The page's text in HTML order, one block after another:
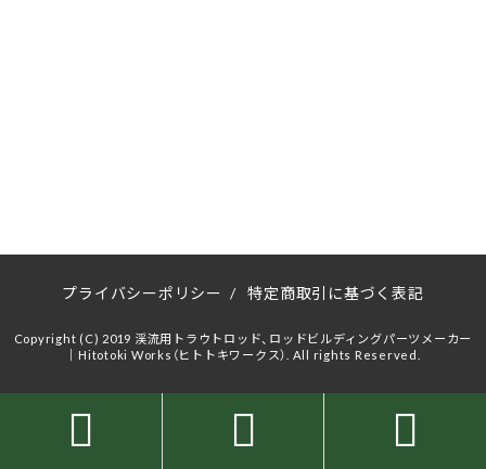
プライバシーポリシー / 特定商取引に基づく表記
Copyright (C) 2019 渓流用トラウトロッド、ロッドビルディングパーツメーカー
｜Hitotoki Works（ヒトトキワークス）. All rights Reserved.
  